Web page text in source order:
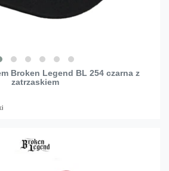
Broken Legend BL 254 czarna z
zatrzaskiem